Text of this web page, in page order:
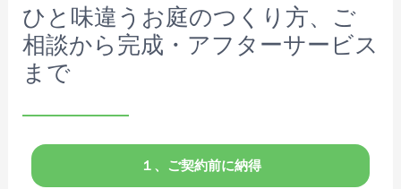
ひと味違うお庭のつくり方、ご
相談から 完成・アフターサービス
まで
１、ご契約前に納得